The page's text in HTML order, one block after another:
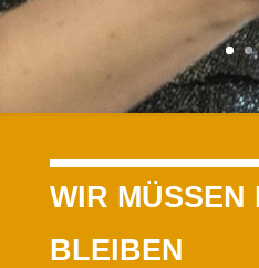
WIR MÜSSEN
BLEIBEN